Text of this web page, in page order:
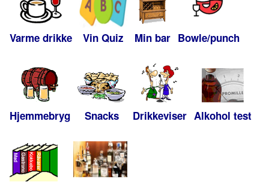
Varme drikke Vin Quiz Min bar Bowle/punch
Hjemmebryg Snacks Drikkeviser Alkohol test